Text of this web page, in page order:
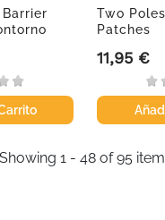
Two
Patches
Precio
11,95 €
Showing 1 - 48 of 95